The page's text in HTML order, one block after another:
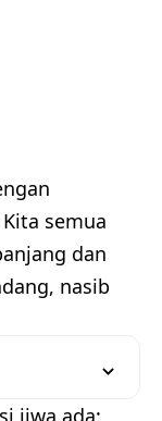
semua
dan
nasib